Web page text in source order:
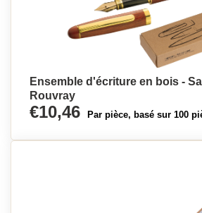
Ensemble d'écriture en bois -
Rouvray
€10,46 Par pièce, basé sur 100